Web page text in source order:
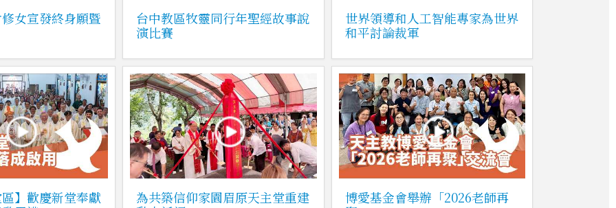
女宣發終身願暨
台中教區牧靈同行年聖經故事說
演比賽
世界領導和人工智能專家為世界
和平討論裁軍
】歡慶新堂奉獻
為共築信仰家園眉原天主堂重建
博愛基金會舉辦「2026老師再